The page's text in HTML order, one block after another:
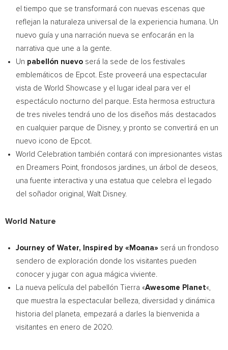
el tiempo que se transformará con nuevas escenas que
reflejan la naturaleza universal de la experiencia humana. Un
nuevo guía y una narración nueva se enfocarán en la
narrativa que une a la gente.
Un pabellón nuevo será la sede de los festivales
emblemáticos de Epcot. Este proveerá una espectacular
vista de World Showcase y el lugar ideal para ver el
espectáculo nocturno del parque. Esta hermosa estructura
de tres niveles tendrá uno de los diseños más destacados
en cualquier parque de Disney, y pronto se convertirá en un
nuevo icono de Epcot.
World Celebration también contará con impresionantes vistas
en Dreamers Point, frondosos jardines, un árbol de deseos,
una fuente interactiva y una estatua que celebra el legado
del soñador original, Walt Disney.
World Nature
Journey of Water, Inspired by «Moana» será un frondoso
sendero de exploración donde los visitantes pueden
conocer y jugar con agua mágica viviente.
La nueva película del pabellón Tierra «Awesome Planet«,
que muestra la espectacular belleza, diversidad y dinámica
historia del planeta, empezará a darles la bienvenida a
visitantes en enero de 2020.